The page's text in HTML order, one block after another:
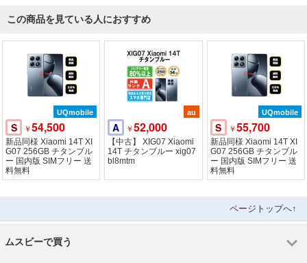
この商品を見ている人におすすめ
UQmobile
S ￥54,500
新品同様 Xiaomi 14T XI
G07 256GB チタンブル
ー 国内版 SIMフリー 送
料無料
au
A ￥52,000
【中古】 XIG07 Xiaomi
14T チタンブルー xig07
bl8mtm
UQmobile
S ￥55,700
新品同様 Xiaomi 14T XI
G07 256GB チタンブル
ー 国内版 SIMフリー 送
料無料
ページトップへ↑
ムスビーで買う